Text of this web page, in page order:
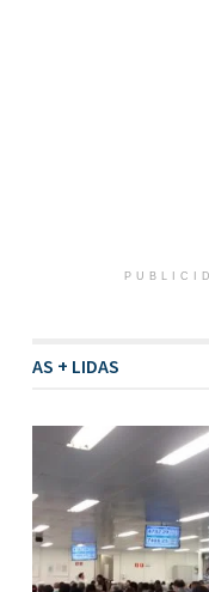
AS + LIDAS